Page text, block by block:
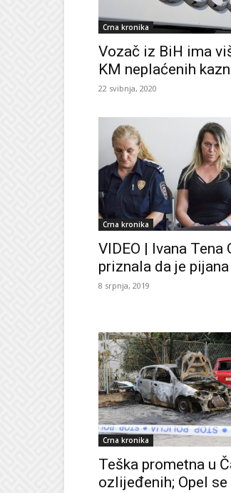
Crna kronika
Vozač iz BiH ima
KM neplaćenih
22 svibnja, 2020
Crna kronika
VIDEO | Ivana
priznala da je
8 srpnja, 2019
Crna kronika
Teška prometna u
ozlijeđenih; Opel